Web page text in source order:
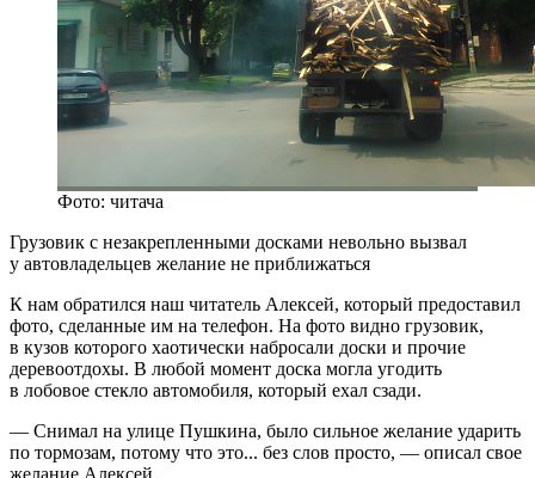
Фото: читача
Грузовик с незакрепленными досками невольно вызвал
у автовладельцев желание не приближаться
К нам обратился наш читатель Алексей, который предоставил
фото, сделанные им на телефон. На фото видно грузовик,
в кузов которого хаотически набросали доски и прочие
деревоотдохы. В любой момент доска могла угодить
в лобовое стекло автомобиля, который ехал сзади.
— Снимал на улице Пушкина, было сильное желание ударить
по тормозам, потому что это... без слов просто, — описал свое
желание Алексей.